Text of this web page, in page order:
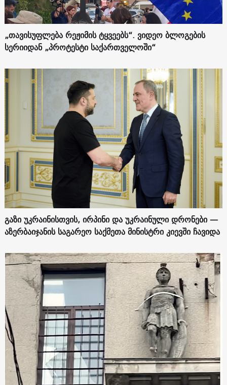
„თავისუფლება რეჟიმის ტყვეებს“. ვიდეო ბლოგების
სერიიდან „პროტესტი საქართველოში“
გაზი უკრაინისთვის, ირპინი და უკრაინული დრონები —
აზერბაიჯანის საგარეო საქმეთა მინისტრი კიევში ჩავიდა